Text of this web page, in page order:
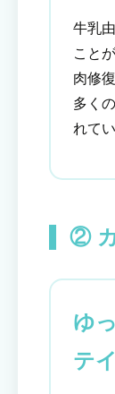
牛乳
こと
肉修
多く
れて
②
ゆ
テ